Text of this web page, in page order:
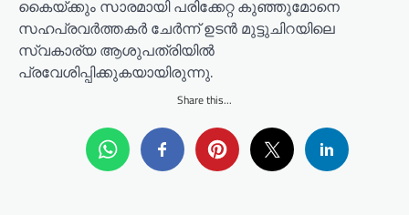
കൈയ്ക്കും സാരമായി പരിക്കേറ്റ കുഞ്ഞുമോനെ
സഹപ്രവർത്തകർ ചേർന്ന് ഉടൻ മുട്ടുചിറയിലെ
സ്വകാര്യ ആശുപത്രിയിൽ
പ്രവേശിപ്പിക്കുകയായിരുന്നു.
Share this...